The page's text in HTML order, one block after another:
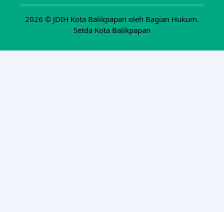
2026 © JDIH Kota Balikpapan oleh Bagian Hukum.
Setda Kota Balikpapan